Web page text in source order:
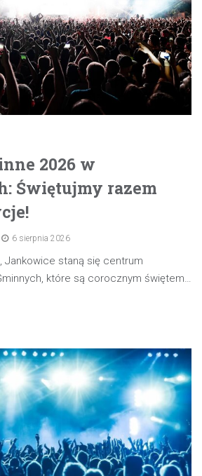
2026 w
Świętujmy razem
6 sierpnia 2026
Jankowice staną się centrum
które są corocznym świętem…